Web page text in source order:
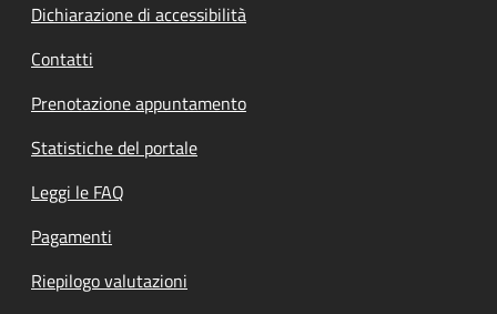
Dichiarazione di accessibilità
Contatti
Prenotazione appuntamento
Statistiche del portale
Leggi le FAQ
Pagamenti
Riepilogo valutazioni